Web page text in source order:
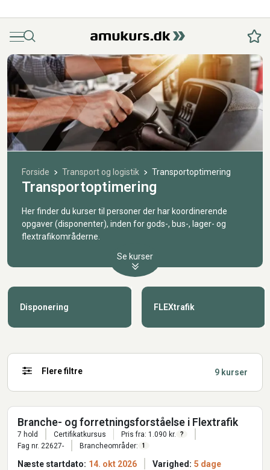
MenuSøg
Forside Transport og logistik Transportoptimering
Transportoptimering
Her finder du kurser til personer der har koordinerende
opgaver (disponenter), inden for gods-, bus-, lager- og
flextrafikområderne.
Se kurser
Disponering FLEXtrafik
Flere filtre 9 kurser
Branche- og forretningsforståelse i Flextrafik
7 hold Certifikatkursus Pris fra: 1.090 kr. ?
Fag nr. 22627- Brancheområder: 1
Næste startdato: 14. okt 2026 Varighed: 5 dage